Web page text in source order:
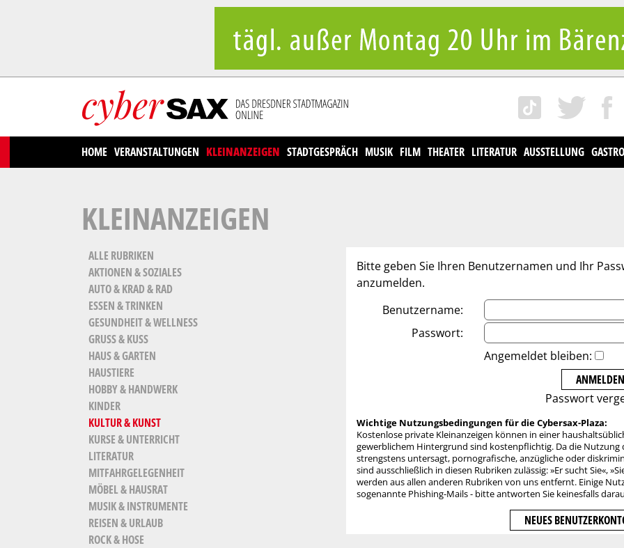
HOME VERANSTALTUNGEN KLEINANZEIGEN STADTGESPRÄCH MUSIK FILM THEATER LITERATUR AUSSTELLUNG GASTRO
KLEINANZEIGEN
Bitte geben Sie Ihren Benutzernamen und Ihr
anzumelden.
Benutzername:
Passwort:
Angemeldet bleiben:
Passwort
Wichtige Nutzungsbedingungen für die Cybersax-Plaza:
Kostenlose private Kleinanzeigen können in einer
gewerblichem Hintergrund sind kostenpflichtig. Da die
strengstens untersagt, pornografische, anzügliche oder
sind ausschließlich in diesen Rubriken zulässig: »Er sucht Sie«,
werden aus allen anderen Rubriken von uns entfernt. Einige
sogenannte Phishing-Mails - bitte antworten Sie keinesfalls
NEUES
ALLE RUBRIKEN
AKTIONEN & SOZIALES
AUTO & KRAD & RAD
ESSEN & TRINKEN
GESUNDHEIT & WELLNESS
GRUSS & KUSS
HAUS & GARTEN
HAUSTIERE
HOBBY & HANDWERK
KINDER
KULTUR & KUNST
KURSE & UNTERRICHT
LITERATUR
MITFAHRGELEGENHEIT
MÖBEL & HAUSRAT
MUSIK & INSTRUMENTE
REISEN & URLAUB
ROCK & HOSE